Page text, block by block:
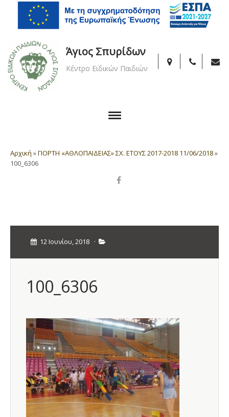
Άγιος Σπυρίδων
Κέντρο Ειδικών Παιδιών
Αρχική »ΓΙΟΡΤΗ «ΑΘΛΟΠΑΙΔΕΙΑΣ» ΣΧ. ΕΤΟΥΣ 2017-2018 11/06/2018»
100_6306
12 Ιουνίου, 2018 ·
100_6306